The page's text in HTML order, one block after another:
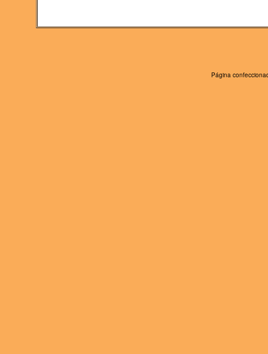
Página